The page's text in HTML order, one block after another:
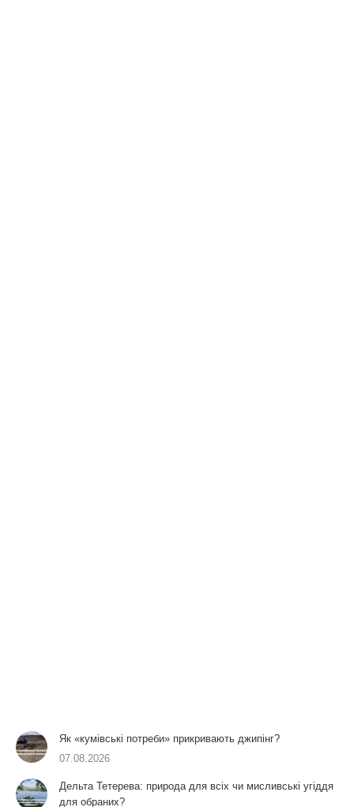
Як «кумівські потреби» прикривають джипінг?
07.08.2026
Дельта Тетерева: природа для всіх чи мисливські угіддя
для обраних?